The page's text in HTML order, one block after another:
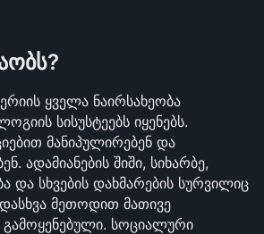
ყველა ნაირსახეობა
სისუსტეებს იყენებს.
მანიპულირებენ და
ადამიანების შიში, სიხარბე,
და სხვების დახმარების სურვილიც
მეთოდით მათივე
გამოყენებული. სოციალური